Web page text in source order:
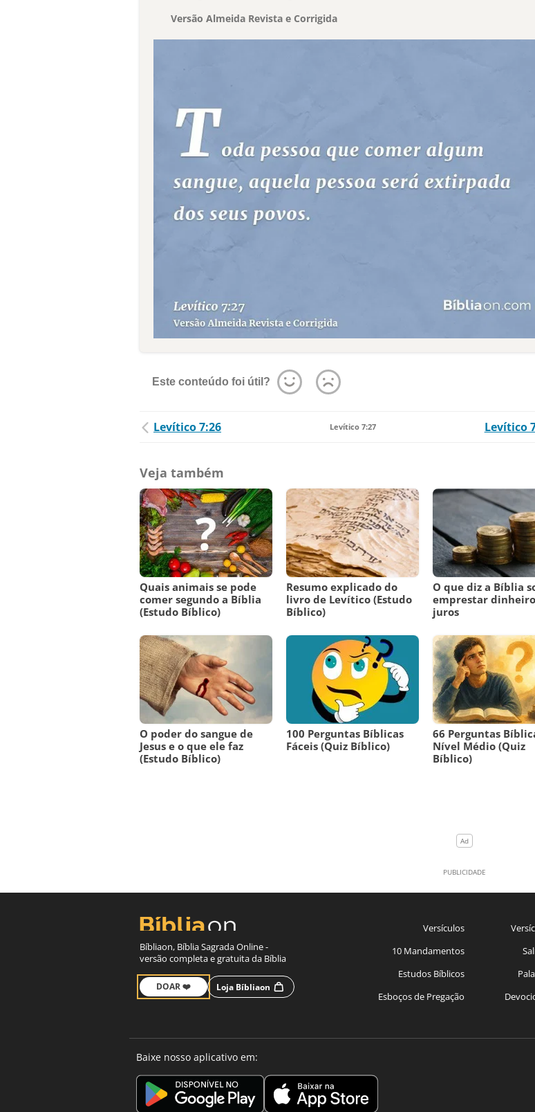
Versão Almeida Revista e Corrigida
Este conteúdo foi útil?
Levítico 7:26 Levítico 7:27 Levítico
Veja também
Quais animais se pode
comer segundo a Bíblia
(Estudo Bíblico)
Resumo explicado do
livro de Levítico (Estudo
Bíblico)
O que diz a Bíblia
emprestar
juros
O poder do sangue de
Jesus e o que ele faz
(Estudo Bíblico)
100 Perguntas Bíblicas
Fáceis (Quiz Bíblico)
66 Perguntas
Nível Médio (Quiz
Bíblico)
Bíbliaon, Bíblia Sagrada Online -
versão completa e gratuita da Bíblia
DOAR ❤️ Loja Bíbliaon
Versículos
10 Mandamentos
Estudos Bíblicos
Esboços de Pregação
Baixe nosso aplicativo em: